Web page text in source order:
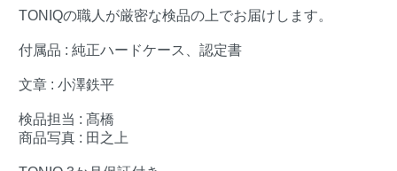
TONIQの職人が厳密な検品の上でお届けします。
付属品 : 純正ハードケース、認定書
文章 : 小澤鉄平
検品担当 : 髙橋
商品写真 : 田之上